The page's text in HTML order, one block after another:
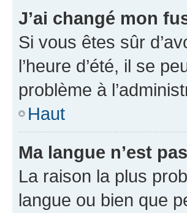
J’ai changé mon
Si vous êtes sûr
l’heure d’été, il se
problème à
Haut
Ma langue n’est
La raison la plus
langue ou bien que